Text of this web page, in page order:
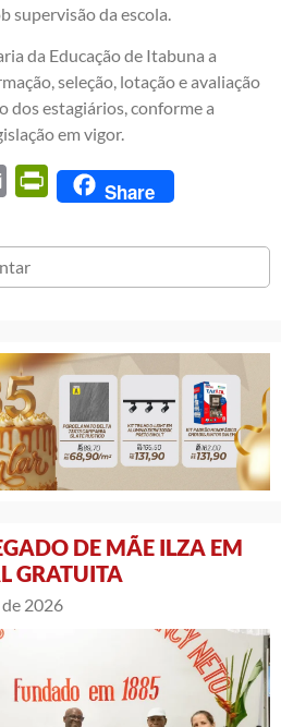
supervisão da escola.
da Educação de Itabuna a
seleção, lotação e avaliação
dos estagiários, conforme a
em vigor.
Email PrintFriendly
Share
DE MÃE ILZA EM
GRATUITA
2026